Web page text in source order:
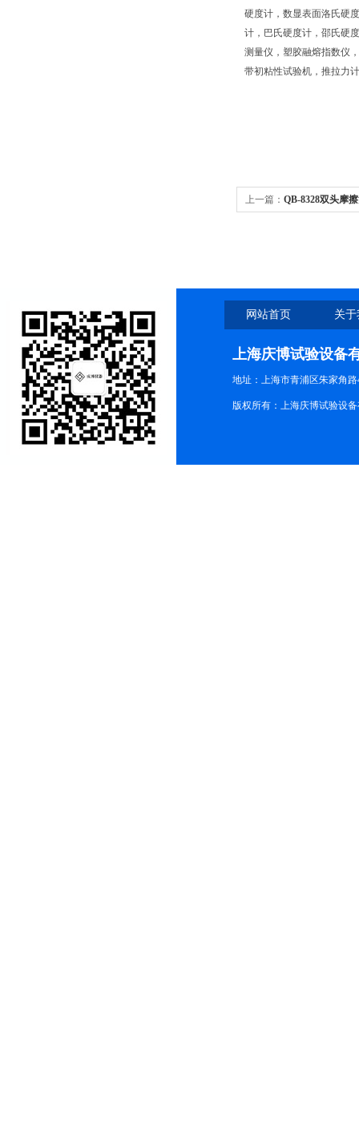
硬度计，数显表面洛氏硬
计，巴氏硬度计，邵氏硬
测量仪，塑胶融熔指数仪
带初粘性试验机，推拉力
上一篇： QB-8328双头摩
网站首页 关
上海庆博试验设备
地址：上海市青浦区朱家角路
版权所有：上海庆博试验设